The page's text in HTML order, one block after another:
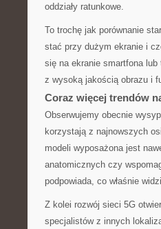
oddziały ratunkowe.
To trochę jak porównanie
stać przy dużym ekranie i
się na ekranie smartfona
z wysoką jakością obrazu i
Coraz więcej trendów
Obserwujemy obecnie
korzystają z najnowszych
modeli wyposażona jest
anatomicznych czy
podpowiada, co właśnie
Z kolei rozwój sieci 5G
specjalistów z innych